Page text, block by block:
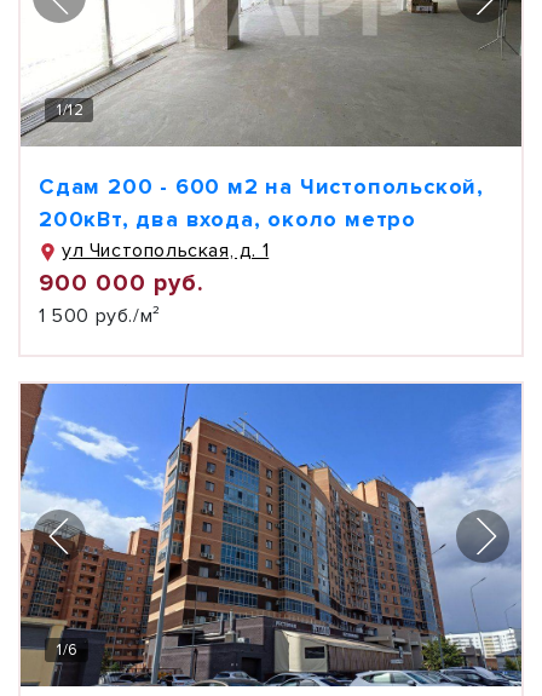
1/12
Сдам 200 - 600 м2 на Чистопольской,
200кВт, два входа, около метро
ул Чистопольская, д. 1
900 000 руб.
1 500 руб./м²
1/6